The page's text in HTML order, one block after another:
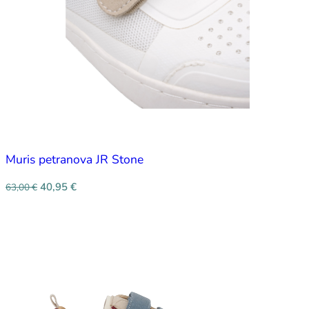
Muris petranova JR Stone
63,00€ 40,95 €